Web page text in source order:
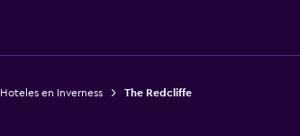
Hoteles en Inverness The Redcliffe